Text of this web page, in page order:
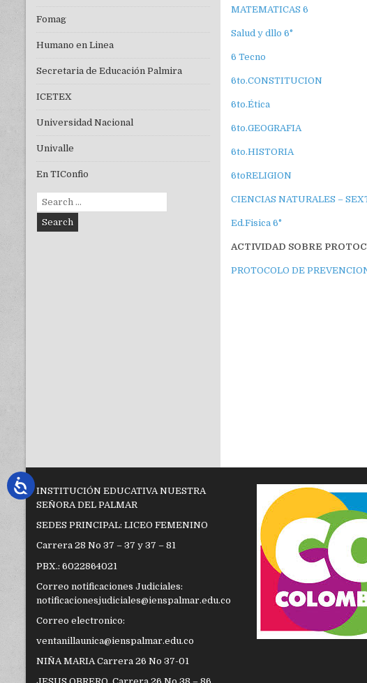
MATEMATICAS 6
Salud y dllo 6°
6 Tecno
6to.CONSTITUCION
6to.Ética
6to.GEOGRAFIA
6to.HISTORIA
6toRELIGION
CIENCIAS NATURALES –
Ed.Fisica 6°
ACTIVIDAD SOBRE
PROTOCOLO DE
Fomag
Humano en Linea
Secretaria de Educación Palmira
ICETEX
Universidad Nacional
Univalle
En TIConfio
Search
for:
INSTITUCIÓN EDUCATIVA NUESTRA
SEÑORA DEL PALMAR
SEDES PRINCIPAL: LICEO FEMENINO
Carrera 28 No 37 – 37 y 37 – 81
PBX.: 6022864021
Correo notificaciones Judiciales:
notificacionesjudiciales@ienspalmar.edu.co
Correo electronico:
ventanillaunica@ienspalmar.edu.co
NIÑA MARIA Carrera 26 No 37-01